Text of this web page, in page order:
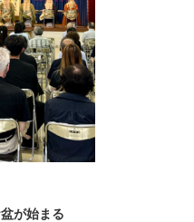
が始まる